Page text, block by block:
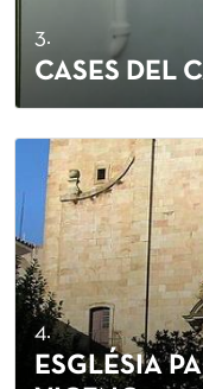
3.
CASES DEL
4.
ESGLÉSIA